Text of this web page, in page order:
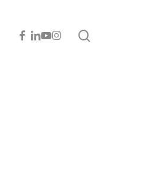
FACEBOOK
LINKEDIN
YOUTUBE
INSTAGRAM